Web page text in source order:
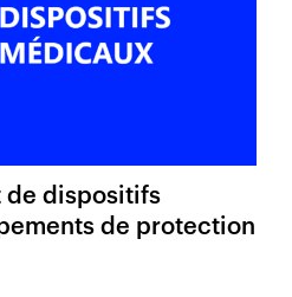
de dispositifs
de protection